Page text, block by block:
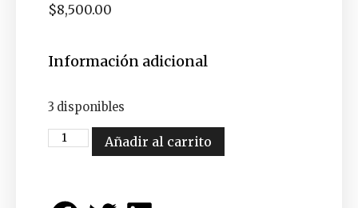
$8,500.00
Información adicional
3 disponibles
Añadir al carrito